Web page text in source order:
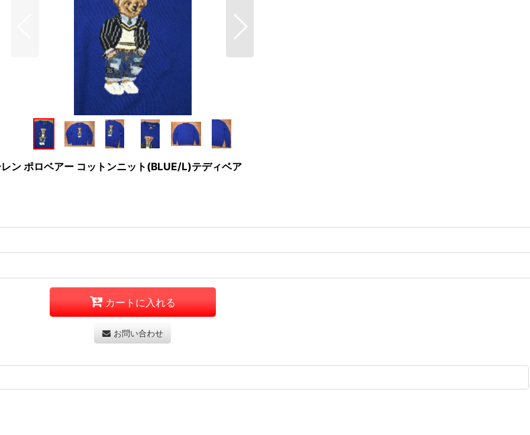
ン ポロベアー コットンニット(BLUE/L)テディベア
カートに入れる
お問い合わせ